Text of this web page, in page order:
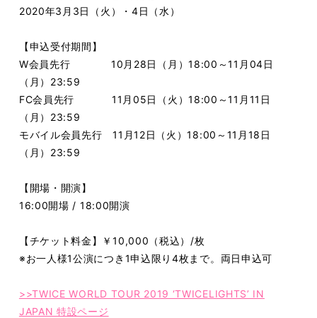
2020年3月3日（火）・4日（水）
【申込受付期間】
W会員先行 10月28日（月）18:00～11月04日
（月）23:59
FC会員先行 11月05日（火）18:00～11月11日
（月）23:59
モバイル会員先行 11月12日（火）18:00～11月18日
（月）23:59
【開場・開演】
16:00開場 / 18:00開演
【チケット料金】￥10,000（税込）/枚
※お一人様1公演につき1申込限り4枚まで。両日申込可
>>TWICE WORLD TOUR 2019 ‘TWICELIGHTS’ IN
JAPAN 特設ページ